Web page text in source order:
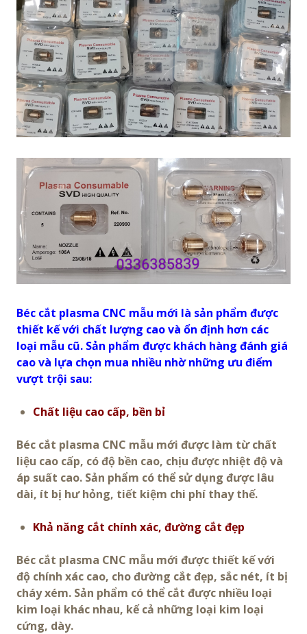
Béc cắt plasma CNC mẫu mới là sản phẩm được
thiết kế với chất lượng cao và ổn định hơn các
loại mẫu cũ. Sản phẩm được khách hàng đánh giá
cao và lựa chọn mua nhiều nhờ những ưu điểm
vượt trội sau:
Chất liệu cao cấp, bền bỉ
Béc cắt plasma CNC mẫu mới được làm từ chất
liệu cao cấp, có độ bền cao, chịu được nhiệt độ và
áp suất cao. Sản phẩm có thể sử dụng được lâu
dài, ít bị hư hỏng, tiết kiệm chi phí thay thế.
Khả năng cắt chính xác, đường cắt đẹp
Béc cắt plasma CNC mẫu mới được thiết kế với
độ chính xác cao, cho đường cắt đẹp, sắc nét, ít bị
cháy xém. Sản phẩm có thể cắt được nhiều loại
kim loại khác nhau, kể cả những loại kim loại
cứng, dày.